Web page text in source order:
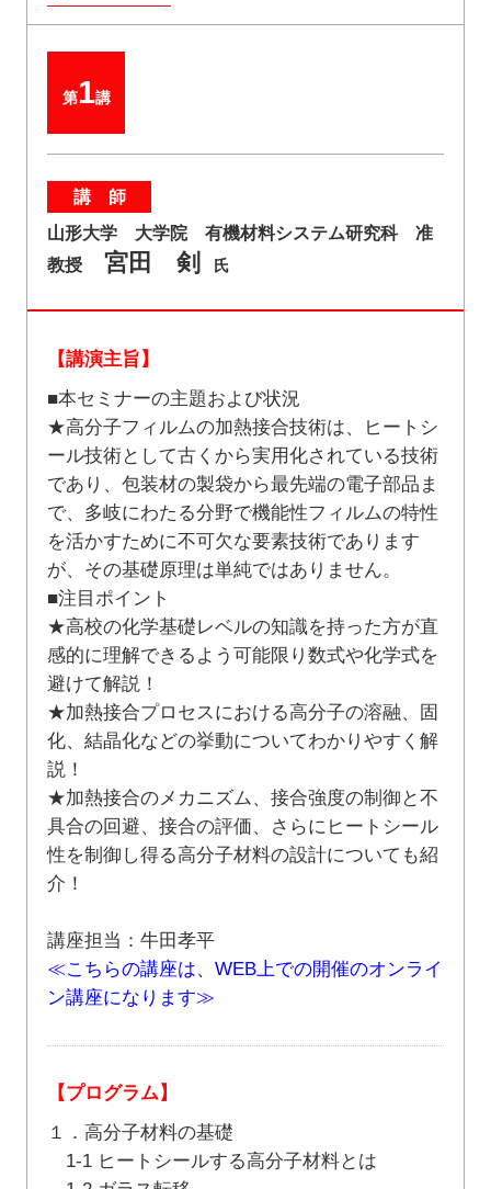
第1講
講 師
山形大学 大学院 有機材料システム研究科 准
教授
宮田 剣 氏
【講演主旨】
■本セミナーの主題および状況
★高分子フィルムの加熱接合技術は、ヒートシ
ール技術として古くから実用化されている技術
であり、包装材の製袋から最先端の電子部品ま
で、多岐にわたる分野で機能性フィルムの特性
を活かすために不可欠な要素技術であります
が、その基礎原理は単純ではありません。
■注目ポイント
★高校の化学基礎レベルの知識を持った方が直
感的に理解できるよう可能限り数式や化学式を
避けて解説！
★加熱接合プロセスにおける高分子の溶融、固
化、結晶化などの挙動についてわかりやすく解
説！
★加熱接合のメカニズム、接合強度の制御と不
具合の回避、接合の評価、さらにヒートシール
性を制御し得る高分子材料の設計についても紹
介！
講座担当：牛田孝平
≪こちらの講座は、WEB上での開催のオンライ
ン講座になります≫
【プログラム】
１．高分子材料の基礎
1-1 ヒートシールする高分子材料とは